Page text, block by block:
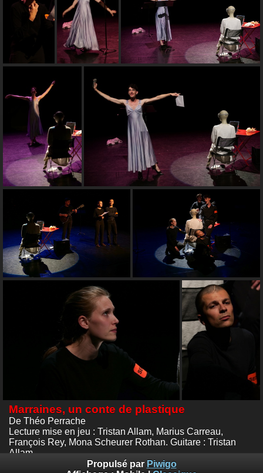
Marraines, un conte de plastique
De Théo Perrache
Lecture mise en jeu : Tristan Allam, Marius Carreau,
François Rey, Mona Scheurer Rothan. Guitare : Tristan
Allam
Forum du compagnonnage-Théâtre - NTH8, Lyon
Propulsé par Piwigo